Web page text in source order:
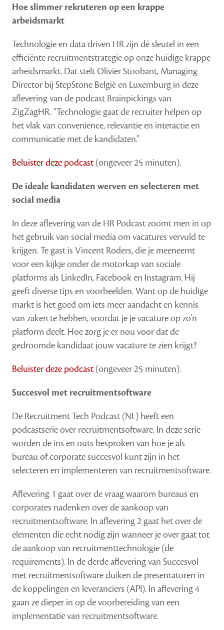
beste
medewerkers
Hoe slimmer rekruteren op een krappe
arbeidsmarkt
Technologie en data driven HR zijn dé sleutel in een
efficiënte recruitmentstrategie op onze huidige krappe
arbeidsmarkt. Dat stelt Olivier Stoobant, Managing
Director bij StepStone België en Luxemburg in deze
aflevering van de podcast Brainpickings van
ZigZagHR. “Technologie gaat de recruiter helpen op
het vlak van convenience, relevantie en interactie en
communicatie met de kandidaten.”
Beluister deze podcast (ongeveer 25 minuten).
De ideale kandidaten werven en selecteren met
social media
In deze aflevering van de HR Podcast zoomt men in op
het gebruik van social media om vacatures vervuld te
krijgen. Te gast is Vincent Roders, die je meeneemt
voor een kijkje onder de motorkap van sociale
platforms als LinkedIn, Facebook en Instagram. Hij
geeft diverse tips en voorbeelden. Want op de huidige
markt is het goed om iets meer aandacht en kennis
van zaken te hebben, voordat je je vacature op zo’n
platform deelt. Hoe zorg je er nou voor dat de
gedroomde kandidaat jouw vacature te zien krijgt?
Beluister deze podcast (ongeveer 25 minuten).
Succesvol met recruitmentsoftware
De Recruitment Tech Podcast (NL) heeft een
podcastserie over recruitmentsoftware. In deze serie
worden de ins en outs besproken van hoe je als
bureau of corporate succesvol kunt zijn in het
selecteren en implementeren van recruitmentsoftware.
Aflevering 1 gaat over de vraag waarom bureaus en
corporates nadenken over de aankoop van
recruitmentsoftware. In aflevering 2 gaat het over de
elementen die echt nodig zijn wanneer je over gaat tot
de aankoop van recruitmenttechnologie (de
requirements). In de derde aflevering van Succesvol
met recruitmentsoftware duiken de presentatoren in
de koppelingen en leveranciers (API). In aflevering 4
gaan ze dieper in op de voorbereiding van een
implementatie van recruitmentsoftware.